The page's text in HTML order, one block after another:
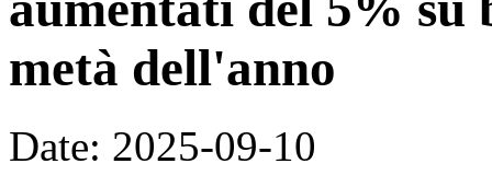
metà dell'anno
Date: 2025-09-10